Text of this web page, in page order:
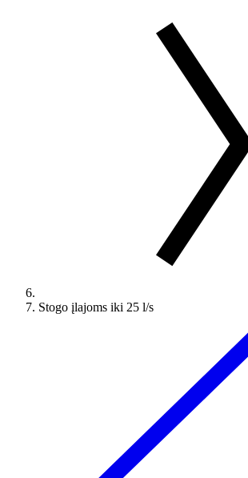
Stogo įlajoms iki 25 l/s